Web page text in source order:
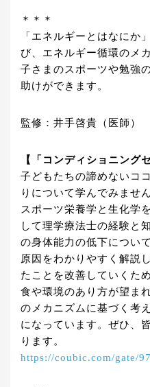
＊＊＊
「エネルギーとはなにか
び、エネルギー循環のメ
子さまのスポーツや勉強
助けができます。
監修：井手啓貴（医師）
【「コンディショニング
子どもたちの諦めないコ
りについて学んでみませ
スポーツ栄養学と生化学
して理学療法士の経験と
の身体能力の低下につい
原因をわかりやすく解説
たことを改善していくた
食や環境のあり方が望ま
のメカニズムに基づく考
になっています。ぜひ、
ります。
https://coubic.com/gate/